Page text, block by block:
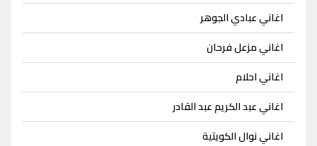
اغاني عبادي الجوهر
اغاني مزعل فرحان
اغاني احلام
اغاني عبد الكريم عبد القادر
اغاني نوال الكويتية